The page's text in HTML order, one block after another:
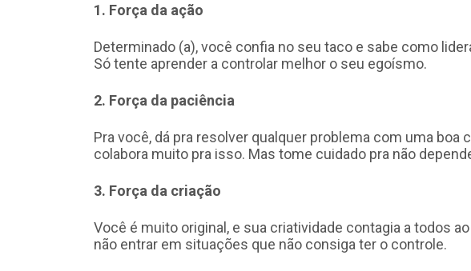
1. Força da ação
Determinado (a), você confia no seu taco e sabe como
Só tente aprender a controlar melhor o seu egoísmo.
2. Força da paciência
Pra você, dá pra resolver qualquer problema com uma boa
colabora muito pra isso. Mas tome cuidado pra não
3. Força da criação
Você é muito original, e sua criatividade contagia a todos
não entrar em situações que não consiga ter o controle.